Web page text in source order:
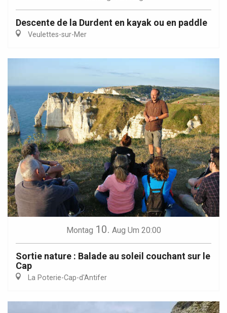
Descente de la Durdent en kayak ou en paddle
Veulettes-sur-Mer
Montag 10. Aug Um 20:00
Sortie nature : Balade au soleil couchant sur le
Cap
La Poterie-Cap-d'Antifer